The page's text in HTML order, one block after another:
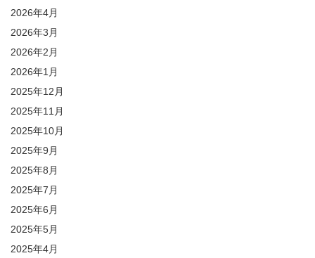
2026年4月
2026年3月
2026年2月
2026年1月
2025年12月
2025年11月
2025年10月
2025年9月
2025年8月
2025年7月
2025年6月
2025年5月
2025年4月